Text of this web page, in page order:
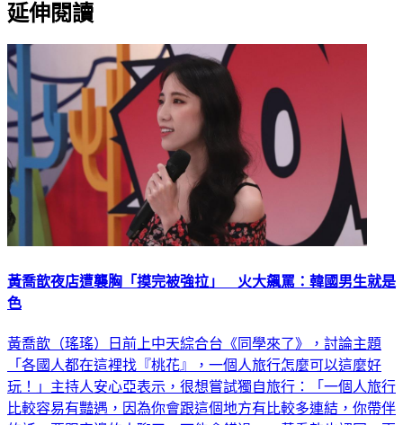
延伸閱讀
黃喬歆夜店遭襲胸「摸完被強拉」 火大飆罵：韓國男生就是
色
黃喬歆（瑤瑤）日前上中天綜合台《同學來了》，討論主題
「各國人都在這裡找『桃花』，一個人旅行怎麼可以這麼好
玩！」主持人安心亞表示，很想嘗試獨自旅行：「一個人旅行
比較容易有豔遇，因為你會跟這個地方有比較多連結，你帶伴